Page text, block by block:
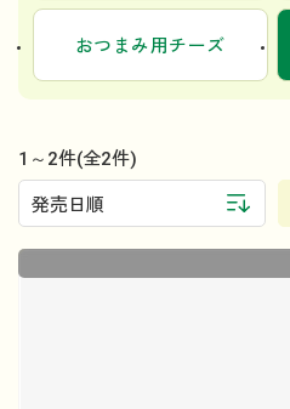
おつまみ用チーズ
1～2件(全2件)
発売日順